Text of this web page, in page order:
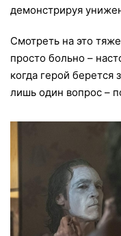
демонстрируя
Смотреть на это
просто больно –
когда герой берется
лишь один вопрос –